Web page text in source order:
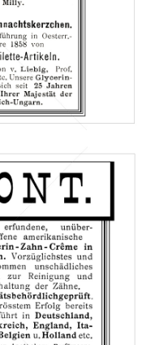
Wien
BERLIN
1893
Bild-ID: 66744
Wien
BERLIN
1893